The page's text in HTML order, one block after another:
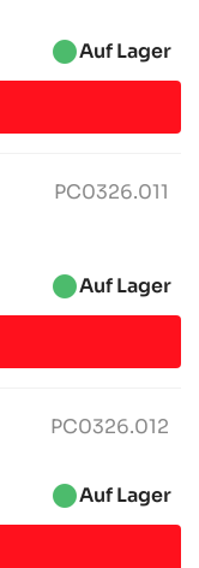
brightness_1Auf Lager
PC0326.011
brightness_1Auf Lager
PC0326.012
brightness_1Auf Lager